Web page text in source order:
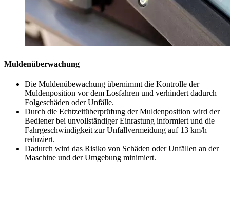
Muldenüberwachung
Die Muldenübewachung übernimmt die Kontrolle der
Muldenposition vor dem Losfahren und verhindert dadurch
Folgeschäden oder Unfälle.
Durch die Echtzeitüberprüfung der Muldenposition wird der
Bediener bei unvollständiger Einrastung informiert und die
Fahrgeschwindigkeit zur Unfallvermeidung auf 13 km/h
reduziert.
Dadurch wird das Risiko von Schäden oder Unfällen an der
Maschine und der Umgebung minimiert.